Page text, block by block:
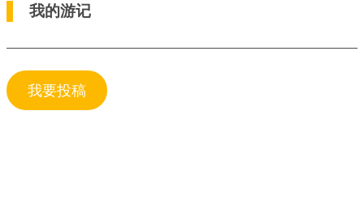
我的游记
我要投稿